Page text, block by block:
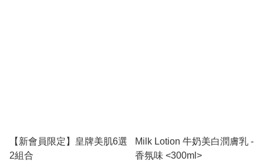
【新會員限定】皇牌美肌6選
2組合
Milk Lotion 牛奶美白潤膚乳 -
香氛味 <300ml>